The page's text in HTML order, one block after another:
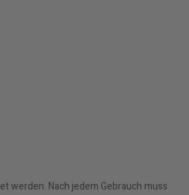
werden. Nach jedem Gebrauch muss